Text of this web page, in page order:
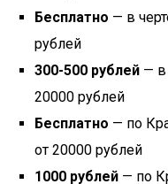
Бесплатно — в
рублей
300-500 рублей — в
20000 рублей
Бесплатно — по
от 20000 рублей
1000 рублей — по